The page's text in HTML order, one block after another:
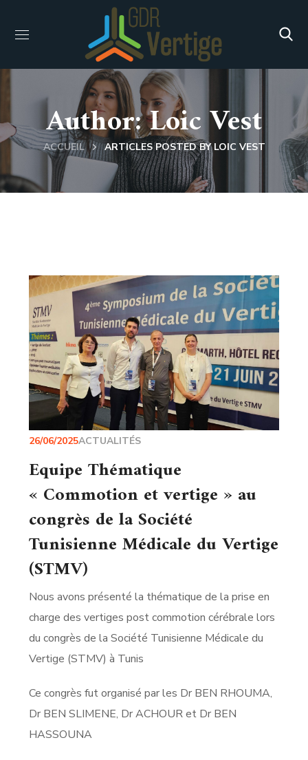
Author: Loic Vest
ACCUEIL ARTICLES POSTED BY LOIC VEST
26/06/2025ACTUALITÉS
Equipe Thématique
« Commotion et vertige » au
congrès de la Société
Tunisienne Médicale du Vertige
(STMV)
Nous avons présenté la thématique de la prise en
charge des vertiges post commotion cérébrale lors
du congrès de la Société Tunisienne Médicale du
Vertige (STMV) à Tunis
Ce congrès fut organisé par les Dr BEN RHOUMA,
Dr BEN SLIMENE, Dr ACHOUR et Dr BEN
HASSOUNA